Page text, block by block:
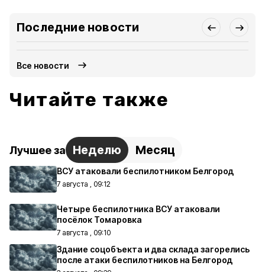
Последние новости
Все новости
Читайте также
Лучшее за Неделю Месяц
ВСУ атаковали беспилотником Белгород
7 августа , 09:12
Четыре беспилотника ВСУ атаковали
посёлок Томаровка
7 августа , 09:10
Здание соцобъекта и два склада загорелись
после атаки беспилотников на Белгород